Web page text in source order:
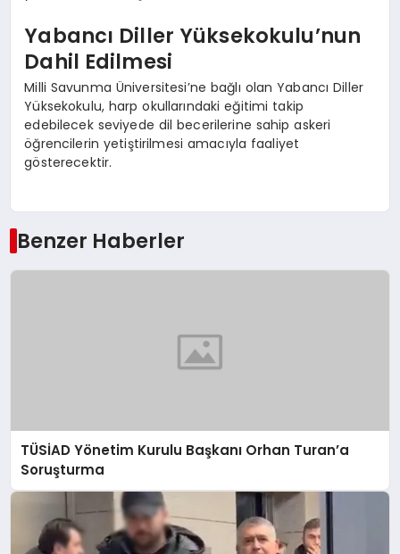
Yabancı Diller Yüksekokulu’nun
Dahil Edilmesi
Milli Savunma Üniversitesi’ne bağlı olan Yabancı Diller
Yüksekokulu, harp okullarındaki eğitimi takip
edebilecek seviyede dil becerilerine sahip askeri
öğrencilerin yetiştirilmesi amacıyla faaliyet
gösterecektir.
Benzer Haberler
TÜSİAD Yönetim Kurulu Başkanı Orhan Turan’a
Soruşturma